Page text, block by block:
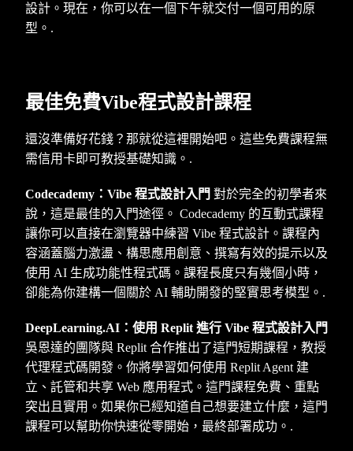
設計。現在，你可以在一個下午就交付一個可用的原
型。.
最佳免費Vibe程式設計課程
還沒準備好花錢？那就從這裡開始吧。這些免費課程無
需信用卡即可教授基礎知識。.
Codecademy：Vibe 程式設計入門 對於完全的初學者來
說，這是最佳的入門途徑。 Codecademy 的互動式課程
讓你可以直接在瀏覽器中練習 Vibe 程式設計。課程內
容涵蓋腦力激盪、構思應用創意、撰寫有效的提示以及
使用 AI 生成功能性程式碼。課程長度只有幾個小時，
卻能為你建構一個關於 AI 輔助開發的堅實思考模型。.
DeepLearning.AI：使用 Replit 進行 Vibe 程式設計入門
吳恩達的團隊與 Replit 合作推出了這門短期課程，教授
代理程式碼開發。你將學習如何使用 Replit Agent 建
立、託管和共享 Web 應用程式。這門課程免費、重點
突出且實用。如果你已經知道自己想要建立什麼，這門
課程可以幫助你快速從零開始，最終部署成功。.